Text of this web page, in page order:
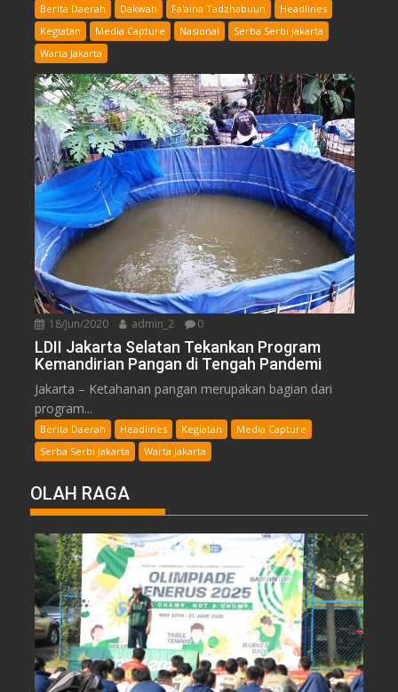
Berita Daerah Dakwah Fa'aina Tadzhabuun
Headlines
Kegiatan
Media Capture Nasional
Serba Serbi Jakarta
Warta Jakarta
18/Jun/2020 admin_2 0
LDII Jakarta Selatan Tekankan Program
Kemandirian Pangan di Tengah Pandemi
Jakarta – Ketahanan pangan merupakan bagian dari
program...
Berita Daerah Headlines Kegiatan
Media Capture
Serba Serbi Jakarta
Warta Jakarta
OLAH RAGA